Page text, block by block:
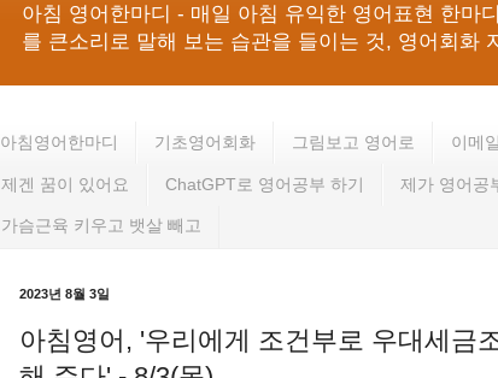
아침 영어한마디 - 매일 아침 유익한 영어표현 한마
를 큰소리로 말해 보는 습관을 들이는 것, 영어회화
아침영어한마디 기초영어회화 그림보고 영어로 이메
제겐 꿈이 있어요 ChatGPT로 영어공부 하기 제가 영어공
가슴근육 키우고 뱃살 빼고
2023년 8월 3일
아침영어, '우리에게 조건부로 우대세금